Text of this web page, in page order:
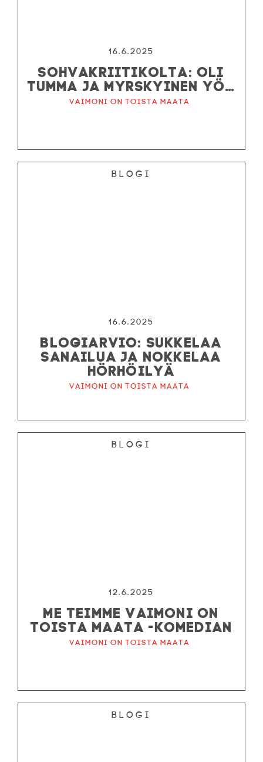
16.6.2025
SOHVAKRIITIKOLTA: OLI
TUMMA JA MYRSKYINEN YÖ…
Vaimoni on toista maata
Blogi
16.6.2025
BLOGIARVIO: SUKKELAA
SANAILUA JA NOKKELAA
HÖRHÖILYÄ
Vaimoni on toista maata
Blogi
12.6.2025
ME TEIMME VAIMONI ON
TOISTA MAATA -KOMEDIAN
Vaimoni on toista maata
Blogi